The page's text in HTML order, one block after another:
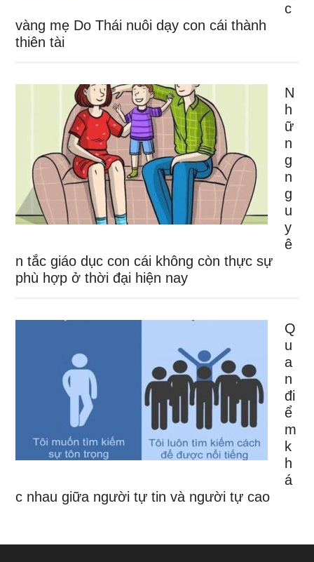
c
vàng mẹ Do Thái nuôi dạy con cái thành
thiên tài
N
h
ữ
n
g
n
g
u
y
ê
n tắc giáo dục con cái không còn thực sự
phù hợp ở thời đại hiện nay
Q
u
a
n
đi
ể
m
k
h
á
c nhau giữa người tự tin và người tự cao